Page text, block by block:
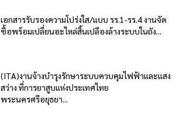
เอกสารรับรองความโปร่งใส/แบบ รร.1-รร.4 งานจัด
ซื้อพร้อมเปลี่ยนอะไหล่สิ้นเปลืองล้างระบบในถัง...
(ITA)งานจ้างบำรุงรักษาระบบควบคุมไฟฟ้าและแสง
สว่าง ที่การยาสูบแห่งประเทศไทย
พระนครศรีอยุธยา...